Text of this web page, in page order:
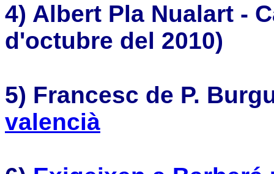
4) Albert Pla Nualart -
d'octubre del 2010)
5) Francesc de P.
valencià